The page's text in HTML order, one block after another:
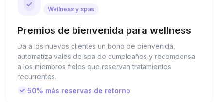
Wellness y spas
Premios de bienvenida para wellness
Da a los nuevos clientes un bono de bienvenida,
automatiza vales de spa de cumpleaños y recompensa
a los miembros fieles que reservan tratamientos
recurrentes.
50% más reservas de retorno